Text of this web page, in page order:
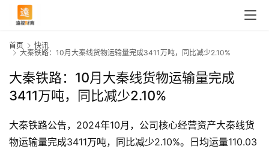
首页
快讯
大秦铁路：10月大秦线货物运输量完成3411万吨，同比减少2.10%
大秦铁路：10月大秦线货物运输量完成
3411万吨，同比减少2.10%
大秦铁路公告，2024年10月，公司核心经营资产大秦线货
物运输量完成3411万吨，同比减少2.10%。日均运量110.03